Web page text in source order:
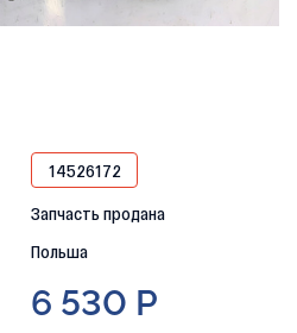
14526172
Запчасть продана
Польша
6 530 Р